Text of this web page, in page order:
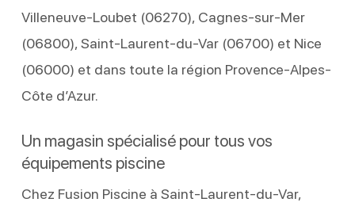
Villeneuve-Loubet (06270), Cagnes-sur-Mer
(06800), Saint-Laurent-du-Var (06700) et Nice
(06000) et dans toute la région Provence-Alpes-
Côte d’Azur.
Un magasin spécialisé pour tous vos
équipements piscine
Chez Fusion Piscine à Saint-Laurent-du-Var,